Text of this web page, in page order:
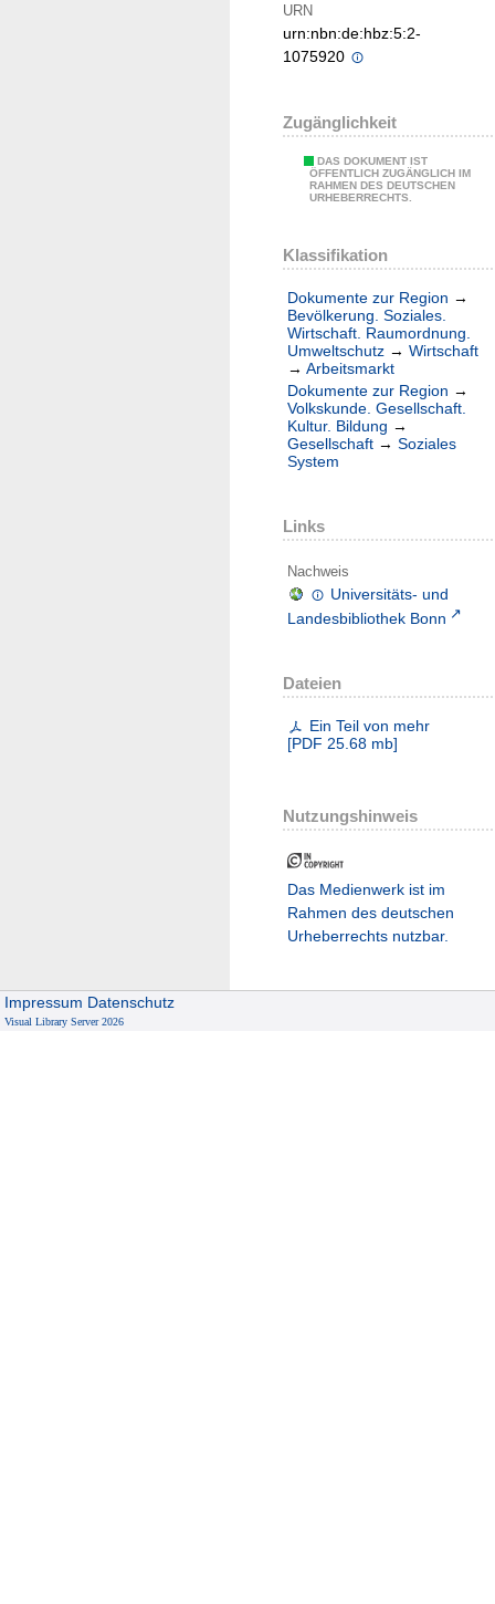
URN
urn:nbn:de:hbz:5:2-
1075920
Zugänglichkeit
DAS DOKUMENT IST
ÖFFENTLICH ZUGÄNGLICH IM
RAHMEN DES DEUTSCHEN
URHEBERRECHTS.
Klassifikation
Dokumente zur Region →
Bevölkerung. Soziales.
Wirtschaft. Raumordnung.
Umweltschutz → Wirtschaft
→ Arbeitsmarkt
Dokumente zur Region →
Volkskunde. Gesellschaft.
Kultur. Bildung →
Gesellschaft → Soziales
System
Links
Nachweis
Universitäts- und
Landesbibliothek Bonn
Dateien
Ein Teil von mehr
[PDF 25.68 mb]
Nutzungshinweis
Das Medienwerk ist im
Rahmen des deutschen
Urheberrechts nutzbar.
Impressum Datenschutz
Visual Library Server 2026